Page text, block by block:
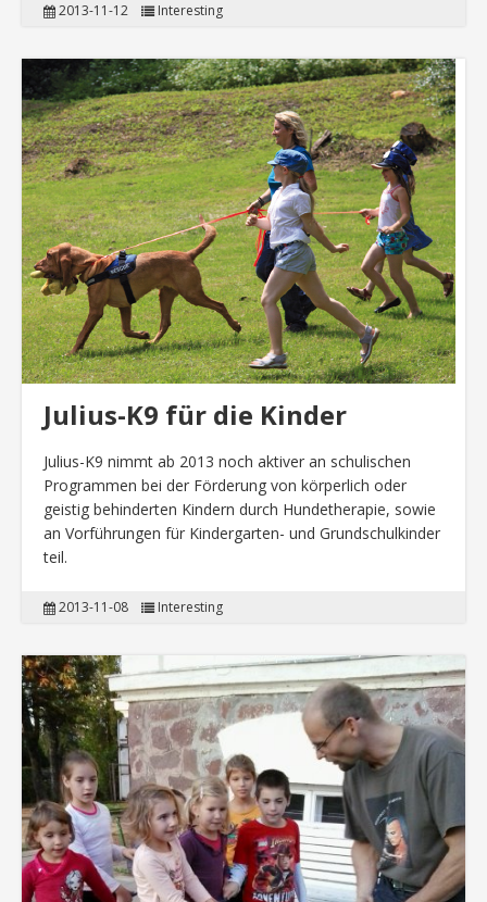
2013-11-12 Interesting
Julius-K9 für die Kinder
Julius-K9 nimmt ab 2013 noch aktiver an schulischen
Programmen bei der Förderung von körperlich oder
geistig behinderten Kindern durch Hundetherapie, sowie
an Vorführungen für Kindergarten- und Grundschulkinder
teil.
2013-11-08 Interesting